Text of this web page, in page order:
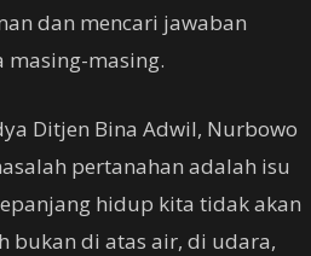
dan mencari jawaban
masing-masing.
Ditjen Bina Adwil, Nurbowo
pertanahan adalah isu
hidup kita tidak akan
bukan di atas air, di udara,